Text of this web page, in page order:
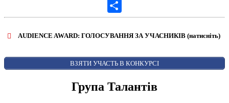
Gmail
Share
AUDIENCE AWARD: ГОЛОСУВАННЯ ЗА УЧАСНИКІВ (натисніть)
AUDIENCE AWARD
ВЗЯТИ УЧАСТЬ В КОНКУРСІ
Група Талантів